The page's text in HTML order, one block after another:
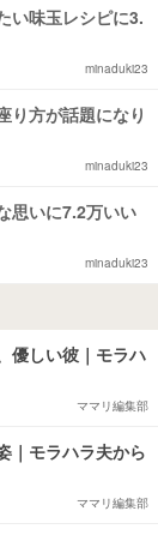
い味玉レシピに3.
minaduki23
り方が話題になり
minaduki23
思いに7.2万いい
minaduki23
優しい彼｜モラハ
ママリ編集部
｜モラハラ夫から
ママリ編集部